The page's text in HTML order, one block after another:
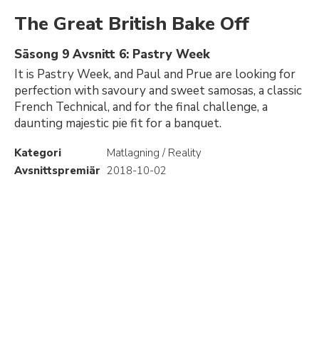
The Great British Bake Off
Säsong 9 Avsnitt 6: Pastry Week
It is Pastry Week, and Paul and Prue are looking for
perfection with savoury and sweet samosas, a classic
French Technical, and for the final challenge, a
daunting majestic pie fit for a banquet.
Kategori
Matlagning / Reality
Avsnittspremiär 2018-10-02